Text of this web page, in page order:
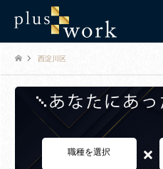
西淀川区
職種を選択 ×